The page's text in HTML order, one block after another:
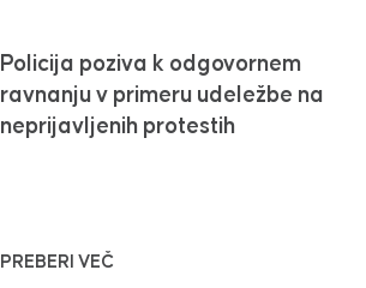
Policija poziva k odgovornem
ravnanju v primeru udeležbe na
neprijavljenih protestih
PREBERI VEČ